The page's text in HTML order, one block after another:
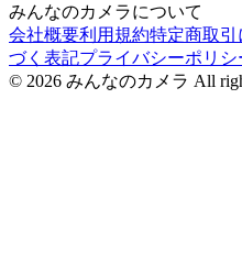
みんなのカメラについて
会社概要利用規約特定商取
づく表記プライバシーポリシ
© 2026 みんなのカメラ All